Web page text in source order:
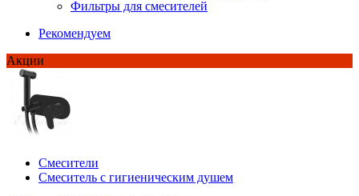
Фильтры для смесителей
Рекомендуем
Акции
Смесители
Смеситель с гигиеническим душем